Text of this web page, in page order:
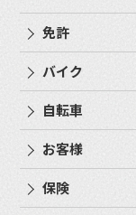
免許
バイク
自転車
お客様
保険